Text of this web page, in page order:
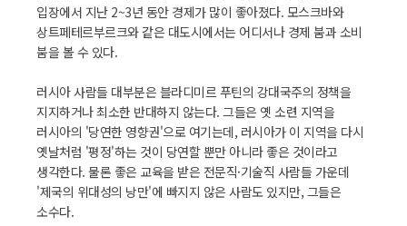
입장에서 지난 2~3년 동안 경제가 많이 좋아졌다. 모스크바와
상트페테르부르크와 같은 대도시에서는 어디서나 경제 붐과 소비
붐을 볼 수 있다.
러시아 사람들 대부분은 블라디미르 푸틴의 강대국주의 정책을
지지하거나 최소한 반대하지 않는다. 그들은 옛 소련 지역을
러시아의 '당연한 영향권'으로 여기는데, 러시아가 이 지역을 다시
옛날처럼 '평정'하는 것이 당연할 뿐만 아니라 좋은 것이라고
생각한다. 물론 좋은 교육을 받은 전문직·기술직 사람들 가운데
'제국의 위대성의 낭만'에 빠지지 않은 사람도 있지만, 그들은
소수다.